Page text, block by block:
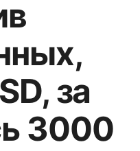
за
3000